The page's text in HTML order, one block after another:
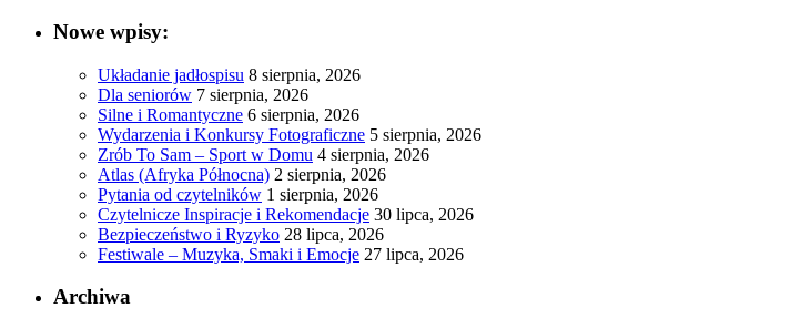
Nowe wpisy:
Układanie jadłospisu 8 sierpnia, 2026
Dla seniorów 7 sierpnia, 2026
Silne i Romantyczne 6 sierpnia, 2026
Wydarzenia i Konkursy Fotograficzne 5 sierpnia, 2026
Zrób To Sam – Sport w Domu 4 sierpnia, 2026
Atlas (Afryka Północna) 2 sierpnia, 2026
Pytania od czytelników 1 sierpnia, 2026
Czytelnicze Inspiracje i Rekomendacje 30 lipca, 2026
Bezpieczeństwo i Ryzyko 28 lipca, 2026
Festiwale – Muzyka, Smaki i Emocje 27 lipca, 2026
Archiwa